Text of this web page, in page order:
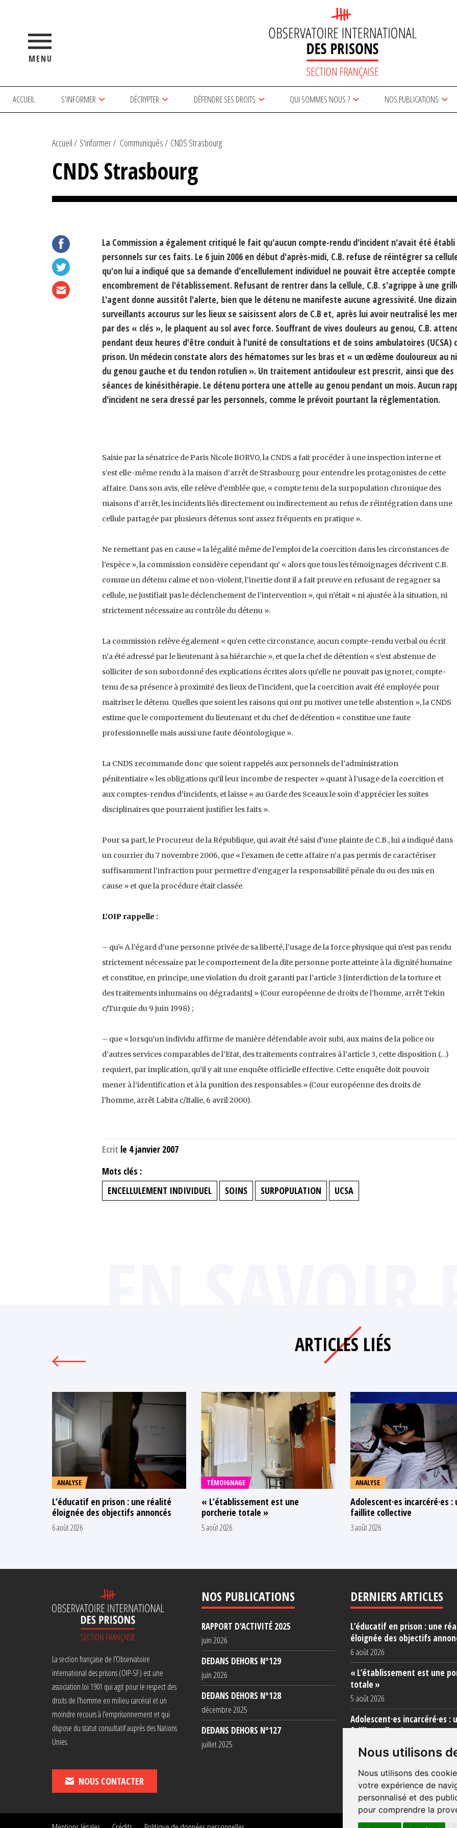
Nous utilisons
Nous utilisons des
votre expérience de
personnalisé et des
pour comprendre la
MENU
ACCUEIL S’INFORMER DÉCRYPTER DÉFENDRE SES DROITS QUI SOMMES NOUS ? NOS PUBLICATIONS
Accueil S'informer Communiqués CNDS Strasbourg
CNDS Strasbourg
La Commission a également critiqué le fait qu'aucun compte-rendu d'incident n'avait été établi
personnels sur ces faits. Le 6 juin 2006 en début d'après-midi, C.B. refuse de réintégrer sa
qu'on lui a indiqué que sa demande d'encellulement individuel ne pouvait être acceptée
encombrement de l'établissement. Refusant de rentrer dans la cellule, C.B. s'agrippe à une
L'agent donne aussitôt l'alerte, bien que le détenu ne manifeste aucune agressivité. Une
surveillants accourus sur les lieux se saisissent alors de C.B et, après lui avoir neutralisé les
par des « clés », le plaquent au sol avec force. Souffrant de vives douleurs au genou, C.B.
pendant deux heures d'être conduit à l'unité de consultations et de soins ambulatoires (UCSA)
prison. Un médecin constate alors des hématomes sur les bras et « un œdème douloureux au
du genou gauche et du tendon rotulien ». Un traitement antidouleur est prescrit, ainsi que des
séances de kinésithérapie. Le détenu portera une attelle au genou pendant un mois. Aucun
d'incident ne sera dressé par les personnels, comme le prévoit pourtant la réglementation.
Saisie par la sénatrice de Paris Nicole BORVO, la CNDS a fait procéder à une inspection interne et
s’est elle-même rendu à la maison d’arrêt de Strasbourg pour entendre les protagonistes de cette
affaire. Dans son avis, elle relève d’emblée que, « compte tenu de la surpopulation chronique des
maisons d’arrêt, les incidents liés directement ou indirectement au refus de réintégration dans une
cellule partagée par plusieurs détenus sont assez fréquents en pratique ».
Ne remettant pas en cause « la légalité même de l’emploi de la coercition dans les circonstances de
l’espèce », la commission considère cependant qu’ « alors que tous les témoignages décrivent C.B.
comme un détenu calme et non-violent, l’inertie dont il a fait preuve en refusant de regagner sa
cellule, ne justifiait pas le déclenchement de l’intervention », qui n’était « ni ajustée à la situation, ni
strictement nécessaire au contrôle du détenu ».
La commission relève également « qu’en cette circonstance, aucun compte-rendu verbal ou écrit
n’a été adressé par le lieutenant à sa hiérarchie », et que la chef de détention « s’est abstenue de
solliciter de son subordonné des explications écrites alors qu’elle ne pouvait pas ignorer, compte-
tenu de sa présence à proximité des lieux de l’incident, que la coercition avait été employée pour
maitriser le détenu. Quelles que soient les raisons qui ont pu motiver une telle abstention », la CNDS
estime que le comportement du lieutenant et du chef de détention « constitue une faute
professionnelle mais aussi une faute déontologique ».
La CNDS recommande donc que soient rappelés aux personnels de l’administration
pénitentiaire « les obligations qu’il leur incombe de respecter » quant à l’usage de la coercition et
aux comptes-rendus d’incidents, et laisse « au Garde des Sceaux le soin d’apprécier les suites
disciplinaires que pourraient justifier les faits ».
Pour sa part, le Procureur de la République, qui avait été saisi d’une plainte de C.B., lui a indiqué dans
un courrier du 7 novembre 2006, que « l’examen de cette affaire n’a pas permis de caractériser
suffisamment l’infraction pour permettre d’engager la responsabilité pénale du ou des mis en
cause » et que la procédure était classée.
L’OIP rappelle :
– qu’« A l’égard d’une personne privée de sa liberté, l’usage de la force physique qui n’est pas rendu
strictement nécessaire par le comportement de la dite personne porte atteinte à la dignité humaine
et constitue, en principe, une violation du droit garanti par l’article 3 [interdiction de la torture et
des traitements inhumains ou dégradants] » (Cour européenne de droits de l’homme, arrêt Tekin
c/Turquie du 9 juin 1998) ;
– que « lorsqu’un individu affirme de manière défendable avoir subi, aux mains de la police ou
d’autres services comparables de l’Etat, des traitements contraires à l’article 3, cette disposition (…)
requiert, par implication, qu’il y ait une enquête officielle effective. Cette enquête doit pouvoir
mener à l’identification et à la punition des responsables » (Cour européenne des droits de
l’homme, arrêt Labita c/Italie, 6 avril 2000).
Ecrit le 4 janvier 2007
Mots clés :
ENCELLULEMENT INDIVIDUEL
SOINS SURPOPULATION UCSA
ARTICLES LIÉS
ANALYSE
L’éducatif en prison : une réalité
éloignée des objectifs annoncés
6 août 2026
TÉMOIGNAGE
« L’établissement est une
porcherie totale »
5 août 2026
ANALYSE
Adolescent·es incarcéré·es :
faillite collective
3 août 2026
La section française de l’Observatoire
international des prisons (OIP-SF) est une
association loi 1901 qui agit pour le respect des
droits de l’homme en milieu carcéral et un
moindre recours à l’emprisonnement et qui
dispose du statut consultatif auprès des Nations
Unies.
NOUS CONTACTER
NOS PUBLICATIONS
RAPPORT D'ACTIVITÉ 2025
juin 2026
DEDANS DEHORS N°129
juin 2026
DEDANS DEHORS N°128
décembre 2025
DEDANS DEHORS N°127
juillet 2025
DERNIERS ARTICLES
L’éducatif en prison : une
éloignée des objectifs
6 août 2026
« L’établissement est une
totale »
5 août 2026
Adolescent·es incarcéré·es :
faillite collective
3 août 2026